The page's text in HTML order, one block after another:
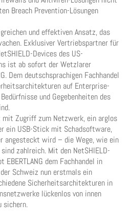
Breach Prevention-Lösungen
und effektiven Ansatz, das
Exklusiver Vertriebspartner für
Devices des US-
ist ab sofort der Wetzlarer
Dem deutschsprachigen Fachhandel
auf Enterprise-
und Gegebenheiten des
Zugriff zum Netzwerk, ein arglos
ein USB-Stick mit Schadsoftware,
angesteckt wird – die Wege, wie ein
zahlreich. Mit den NetSHIELD-
EBERTLANG dem Fachhandel in
Schweiz nun erstmals ein
Sicherheitsarchitekturen in
lückenlos von innen
sichern.